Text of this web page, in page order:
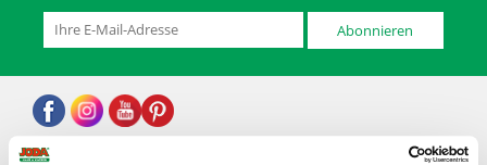
Abonnieren
* inkl. MwSt., zzgl. Abwicklungspauschale